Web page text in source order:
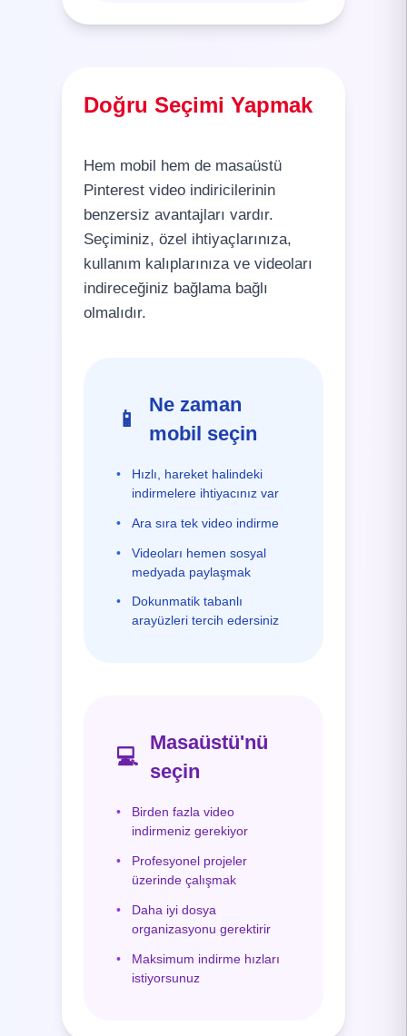
Doğru Seçimi Yapmak
Hem mobil hem de masaüstü
Pinterest video indiricilerinin
benzersiz avantajları vardır.
Seçiminiz, özel ihtiyaçlarınıza,
kullanım kalıplarınıza ve videoları
indireceğiniz bağlama bağlı
olmalıdır.
📱
Ne zaman
mobil seçin
•
Hızlı, hareket halindeki
indirmelere ihtiyacınız var
• Ara sıra tek video indirme
•
Videoları hemen sosyal
medyada paylaşmak
•
Dokunmatik tabanlı
arayüzleri tercih edersiniz
💻
Masaüstü'nü
seçin
•
Birden fazla video
indirmeniz gerekiyor
•
Profesyonel projeler
üzerinde çalışmak
•
Daha iyi dosya
organizasyonu gerektirir
•
Maksimum indirme hızları
istiyorsunuz